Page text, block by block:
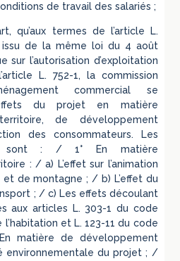
de travail des salariés ;
qu’aux termes de l’article L.
de la même loi du 4 août
sur l’autorisation d’exploitation
L. 752-1, la commission
commercial se
du projet en matière
de développement
des consommateurs. Les
sont : / 1° En matière
: / a) L’effet sur l’animation
de montagne ; / b) L’effet du
; / c) Les effets découlant
aux articles L. 303-1 du code
et L. 123-11 du code
matière de développement
environnementale du projet ; /